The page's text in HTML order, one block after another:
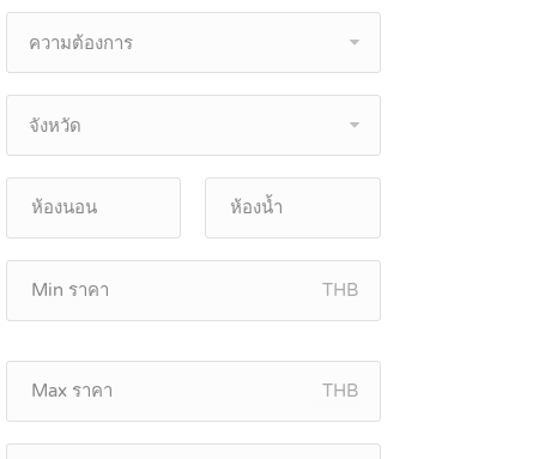
ความต้องการ
จังหวัด
THB
THB